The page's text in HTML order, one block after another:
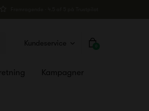
0
Kundeservice
Kampagner